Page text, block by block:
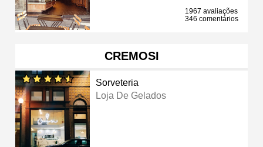
1967 avaliações
346 comentários
CREMOSI
Sorveteria
Loja De Gelados